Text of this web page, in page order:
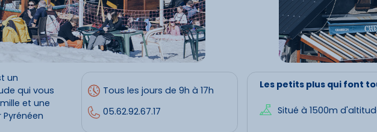
un
qui vous
et une
Tous les jours de 9h à 17h
05.62.92.67.17
Les petits plus qui font
Situé à 1500m